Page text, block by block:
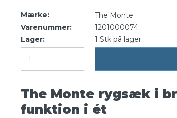
Mærke:
The Monte
Varenummer:
1201000074
Lager:
1 Stk på lager
The Monte rygsæk i
funktion i ét